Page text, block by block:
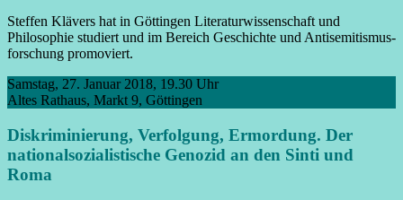
Steffen Klävers hat in Göttingen Literatu­rwissen­schaft und
Philosophie studiert und im Bereich Geschichte und Anti­semitismus­
forschung promoviert.
Samstag, 27. Januar 2018, 19.30 Uhr
Altes Rathaus, Markt 9, Göttingen
Diskriminierung, Verfolgung, Ermordung. Der
national­sozialistische Genozid an den Sinti und
Roma